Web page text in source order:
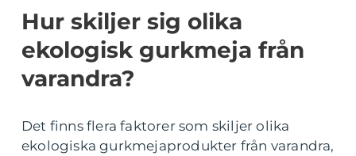
Hur skiljer sig olika
ekologisk gurkmeja från
varandra?
Det finns flera faktorer som skiljer olika
ekologiska gurkmejaprodukter från varandra,